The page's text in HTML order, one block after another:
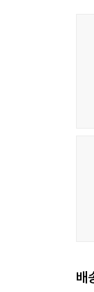
배